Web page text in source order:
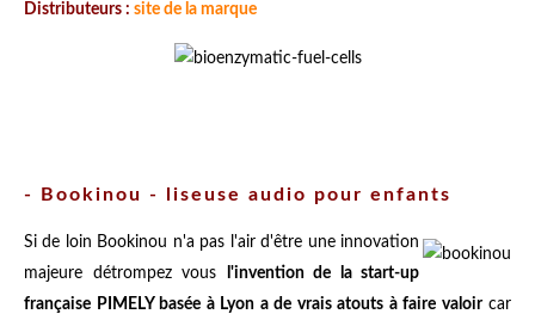
Distributeurs : site de la marque
- Bookinou - liseuse audio pour enfants
Si de loin Bookinou n'a pas l'air d'être une innovation
majeure détrompez vous
l'invention de la start-up
française PIMELY basée à Lyon a de vrais atouts à faire valoircar